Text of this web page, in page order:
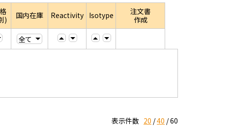
)
国内在庫 Reactivity Isotype
注文書
作成
表示件数 20 40 60